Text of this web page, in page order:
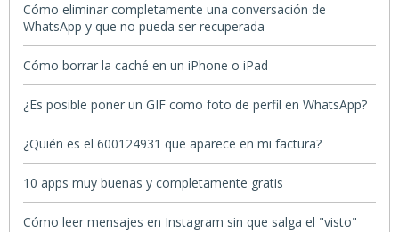
Cómo eliminar completamente una conversación de
WhatsApp y que no pueda ser recuperada
Cómo borrar la caché en un iPhone o iPad
¿Es posible poner un GIF como foto de perfil en WhatsApp?
¿Quién es el 600124931 que aparece en mi factura?
10 apps muy buenas y completamente gratis
Cómo leer mensajes en Instagram sin que salga el "visto"